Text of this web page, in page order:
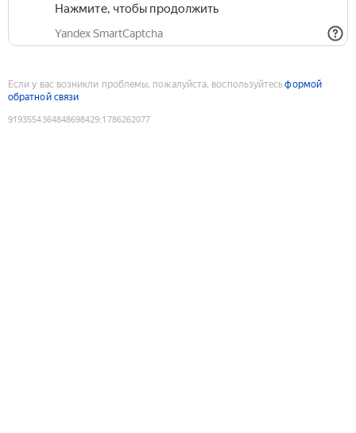
Нажмите, чтобы продолжить
Yandex SmartCaptcha
Если у вас возникли проблемы, пожалуйста, воспользуйтесьформой
обратной связи
9193554364848698429:1786262077